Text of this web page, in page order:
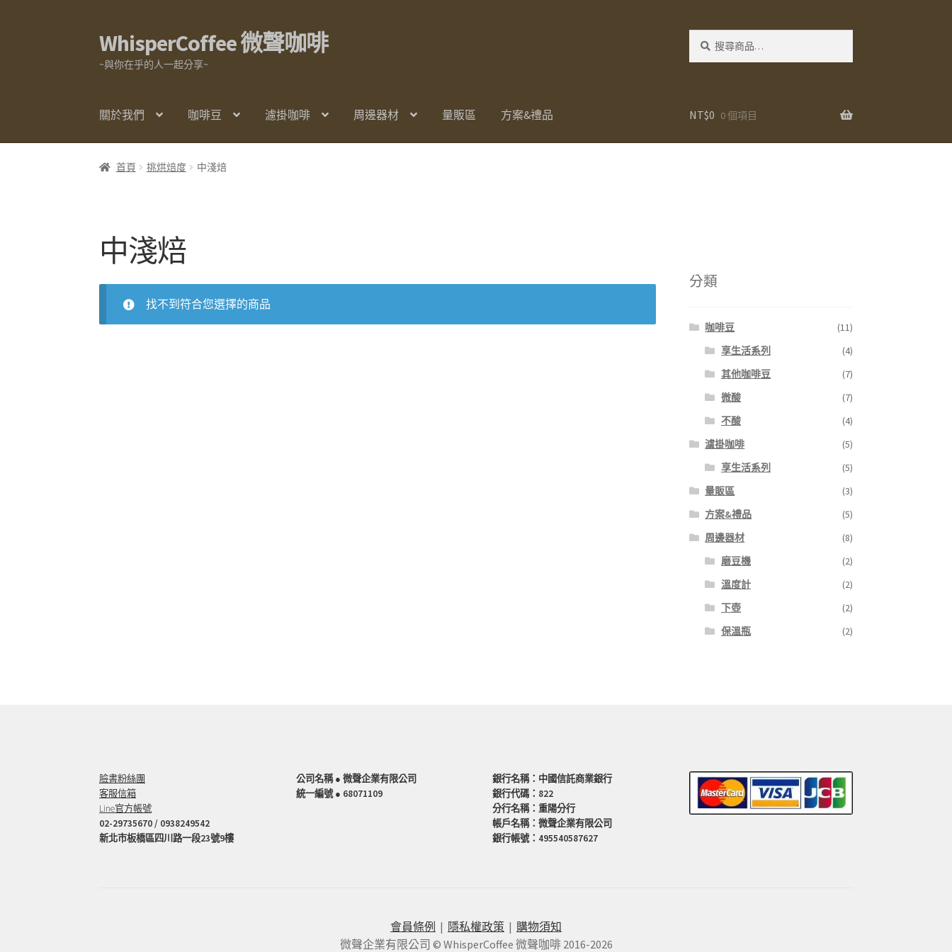
跳
至
導
列
跳
至
主
內
WhisperCoffee 微聲咖啡
~與你在乎的人一起分享~
尋：
關於我們 咖啡豆 濾掛咖啡 周邊器材 量販區 方案&禮品 NT$0 0 個項目
首頁 挑烘焙度 中淺焙
中淺焙
找不到符合您選擇的商品
分類
咖啡豆
(11)
享生活系列
(4)
其他咖啡豆
(7)
微酸
(7)
不酸
(4)
濾掛咖啡
(5)
享生活系列
(5)
量販區
(3)
方案&禮品
(5)
周邊器材
(8)
磨豆機
(2)
溫度計
(2)
下壺
(2)
保溫瓶
(2)
臉書粉絲團
客服信箱
Line官方帳號
02-29735670 / 0938249542
新北市板橋區四川路一段23號9樓
公司名稱 ● 微聲企業有限公司
統一編號 ● 68071109
銀行名稱：中國信託商業銀行
銀行代碼：822
分行名稱：重陽分行
帳戶名稱：微聲企業有限公司
銀行帳號：495540587627
會員條例 | 隱私權政策 | 購物須知
微聲企業有限公司 © WhisperCoffee 微聲咖啡 2016-2026